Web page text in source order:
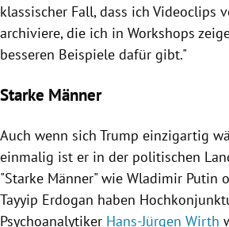
klassischer Fall, dass ich Videoclips
archiviere, die ich in Workshops
besseren Beispiele dafür gibt."
Starke Männer
Auch wenn sich Trump einzigartig
einmalig ist er in der politischen
"Starke Männer" wie Wladimir Putin
Tayyip Erdogan haben
Psychoanalytiker Hans-Jürgen Wirth